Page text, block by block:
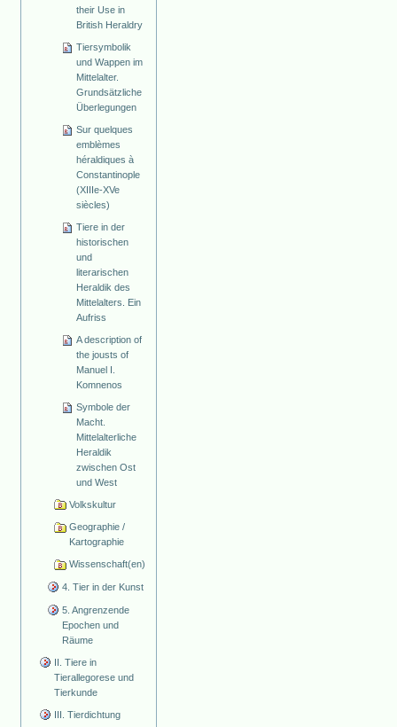
their Use in
British Heraldry
Tiersymbolik
und Wappen im
Mittelalter.
Grundsätzliche
Überlegungen
Sur quelques
emblèmes
héraldiques à
Constantinople
(XIIIe-XVe
siècles)
Tiere in der
historischen
und
literarischen
Heraldik des
Mittelalters. Ein
Aufriss
A description of
the jousts of
Manuel I.
Komnenos
Symbole der
Macht.
Mittelalterliche
Heraldik
zwischen Ost
und West
Volkskultur
Geographie /
Kartographie
Wissenschaft(en)
4. Tier in der Kunst
5. Angrenzende
Epochen und
Räume
II. Tiere in
Tierallegorese und
Tierkunde
III. Tierdichtung